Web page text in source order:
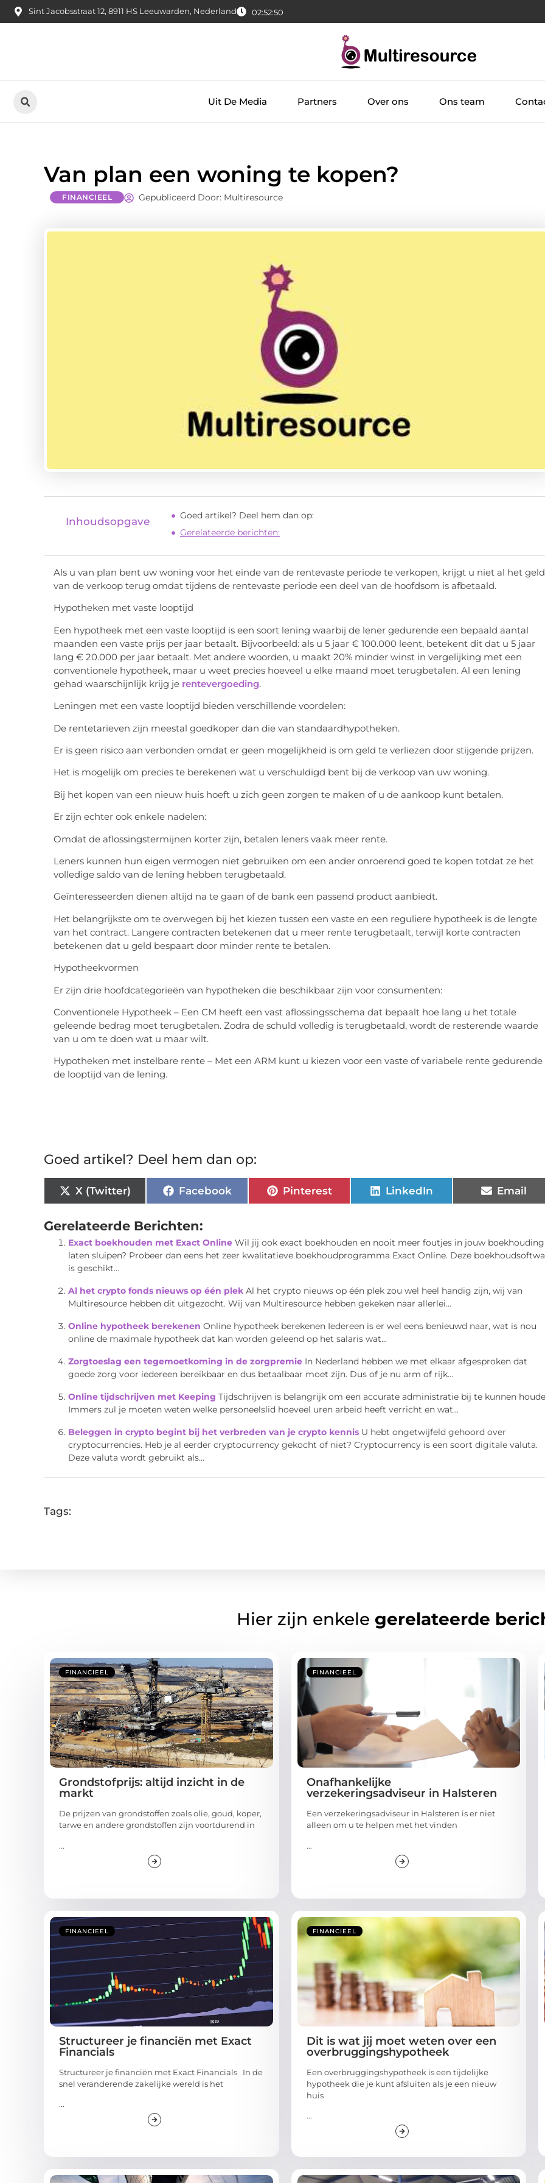
Sint Jacobsstraat 12, 8911 HS Leeuwarden, Nederland 02:52:51
Uit De Media Partners Over ons Ons team
Van plan een woning te kopen?
FINANCIEEL Gepubliceerd Door: Multiresource
Inhoudsopgave
Goed artikel? Deel hem dan op:
Gerelateerde berichten:
Als u van plan bent uw woning voor het einde van de rentevaste periode te verkopen, krijgt u niet al het geld
van de verkoop terug omdat tijdens de rentevaste periode een deel van de hoofdsom is afbetaald.
Hypotheken met vaste looptijd
Een hypotheek met een vaste looptijd is een soort lening waarbij de lener gedurende een bepaald aantal
maanden een vaste prijs per jaar betaalt. Bijvoorbeeld: als u 5 jaar € 100.000 leent, betekent dit dat u 5 jaar
lang € 20.000 per jaar betaalt. Met andere woorden, u maakt 20% minder winst in vergelijking met een
conventionele hypotheek, maar u weet precies hoeveel u elke maand moet terugbetalen. Al een lening
gehad waarschijnlijk krijg je rentevergoeding.
Leningen met een vaste looptijd bieden verschillende voordelen:
De rentetarieven zijn meestal goedkoper dan die van standaardhypotheken.
Er is geen risico aan verbonden omdat er geen mogelijkheid is om geld te verliezen door stijgende prijzen.
Het is mogelijk om precies te berekenen wat u verschuldigd bent bij de verkoop van uw woning.
Bij het kopen van een nieuw huis hoeft u zich geen zorgen te maken of u de aankoop kunt betalen.
Er zijn echter ook enkele nadelen:
Omdat de aflossingstermijnen korter zijn, betalen leners vaak meer rente.
Leners kunnen hun eigen vermogen niet gebruiken om een ander onroerend goed te kopen totdat ze het
volledige saldo van de lening hebben terugbetaald.
Geïnteresseerden dienen altijd na te gaan of de bank een passend product aanbiedt.
Het belangrijkste om te overwegen bij het kiezen tussen een vaste en een reguliere hypotheek is de lengte
van het contract. Langere contracten betekenen dat u meer rente terugbetaalt, terwijl korte contracten
betekenen dat u geld bespaart door minder rente te betalen.
Hypotheekvormen
Er zijn drie hoofdcategorieën van hypotheken die beschikbaar zijn voor consumenten:
Conventionele Hypotheek – Een CM heeft een vast aflossingsschema dat bepaalt hoe lang u het totale
geleende bedrag moet terugbetalen. Zodra de schuld volledig is terugbetaald, wordt de resterende waarde
van u om te doen wat u maar wilt.
Hypotheken met instelbare rente – Met een ARM kunt u kiezen voor een vaste of variabele rente gedurende
de looptijd van de lening.
Goed artikel? Deel hem dan op:
X (Twitter) Facebook Pinterest LinkedIn Email
Gerelateerde Berichten:
Exact boekhouden met Exact Online Wil jij ook exact boekhouden en nooit meer foutjes in jouw boekhouding
laten sluipen? Probeer dan eens het zeer kwalitatieve boekhoudprogramma Exact Online. Deze
is geschikt...
Al het crypto fonds nieuws op één plek Al het crypto nieuws op één plek zou wel heel handig zijn, wij van
Multiresource hebben dit uitgezocht. Wij van Multiresource hebben gekeken naar allerlei...
Online hypotheek berekenen Online hypotheek berekenen Iedereen is er wel eens benieuwd naar, wat is nou
online de maximale hypotheek dat kan worden geleend op het salaris wat...
Zorgtoeslag een tegemoetkoming in de zorgpremie In Nederland hebben we met elkaar afgesproken dat
goede zorg voor iedereen bereikbaar en dus betaalbaar moet zijn. Dus of je nu arm of rijk...
Online tijdschrijven met Keeping Tijdschrijven is belangrijk om een accurate administratie bij te kunnen
Immers zul je moeten weten welke personeelslid hoeveel uren arbeid heeft verricht en wat...
Beleggen in crypto begint bij het verbreden van je crypto kennis U hebt ongetwijfeld gehoord over
cryptocurrencies. Heb je al eerder cryptocurrency gekocht of niet? Cryptocurrency is een soort digitale valuta.
Deze valuta wordt gebruikt als...
Tags:
Hier zijn enkele gerelateerde
FINANCIEEL
Grondstofprijs: altijd inzicht in de
markt
De prijzen van grondstoffen zoals olie, goud, koper,
tarwe en andere grondstoffen zijn voortdurend in
...
FINANCIEEL
Onafhankelijke
verzekeringsadviseur in Halsteren
Een verzekeringsadviseur in Halsteren is er niet
alleen om u te helpen met het vinden
...
FINANCIEEL
Structureer je financiën met Exact
Financials
Structureer je financiën met Exact Financials In de
snel veranderende zakelijke wereld is het
...
FINANCIEEL
Dit is wat jij moet weten over een
overbruggingshypotheek
Een overbruggingshypotheek is een tijdelijke
hypotheek die je kunt afsluiten als je een nieuw
huis
...